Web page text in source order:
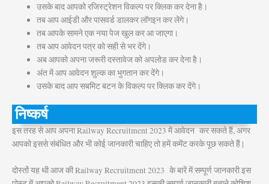
उसके बाद आपको रजिस्ट्रेशन विकल्प पर क्लिक कर देना है।
तब आप आईडी और पासवर्ड डालकर लॉगइन कर लेंगे।
तब आपके सामने एक नया पेज खुल कर आ जाएगा।
तब आप आवेदन पत्र को सही से भर देंगे।
अब आपको अपना जरूरी दस्तावेज को अपलोड कर देना है।
अंत में आप आवेदन शुल्क का भुगतान कर देंगे।
उसके बाद आप सबमिट बटन के विकल्प पर क्लिक कर देंगे।
निष्कर्ष
इस तरह से आप अपना Railway Recruitment 2023 में आवेदन कर सकते हैं, अगर
आपको इससे संबंधित और भी कोई जानकारी चाहिए तो हमें कमेंट करके पूछ सकते हैं |
दोस्तों यह थी आज की Railway Recruitment 2023 के बारें में सम्पूर्ण जानकारी इस